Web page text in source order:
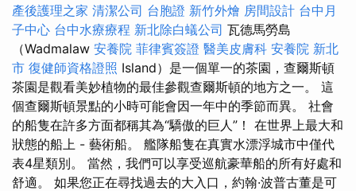
產後護理之家 清潔公司 台胞證 新竹外燴 房間設計 台中月
子中心 台中水療療程 新北除白蟻公司 瓦德馬勞島
（Wadmalaw 安養院 菲律賓簽證 醫美皮膚科 安養院 新北
市 復健師資格證照 Island）是一個單一的茶園，查爾斯頓
茶園是觀看美妙植物的最佳參觀查爾斯頓的地方之一。 這
個查爾斯頓景點的小時可能會因一年中的季節而異。 社會
的船隻在許多方面都稱其為“驕傲的巨人”！ 在世界上最大和
狀態的船上 - 藝術船。 艦隊船隻在真實水漂浮城市中僅代
表4星類別。 當然，我們可以享受巡航豪華船的所有好處和
舒適。 如果您正在尋找過去的大入口，約翰·波普古董是可